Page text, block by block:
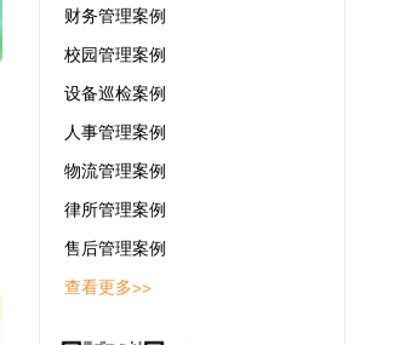
财务管理案例
校园管理案例
设备巡检案例
人事管理案例
物流管理案例
律所管理案例
售后管理案例
查看更多>>